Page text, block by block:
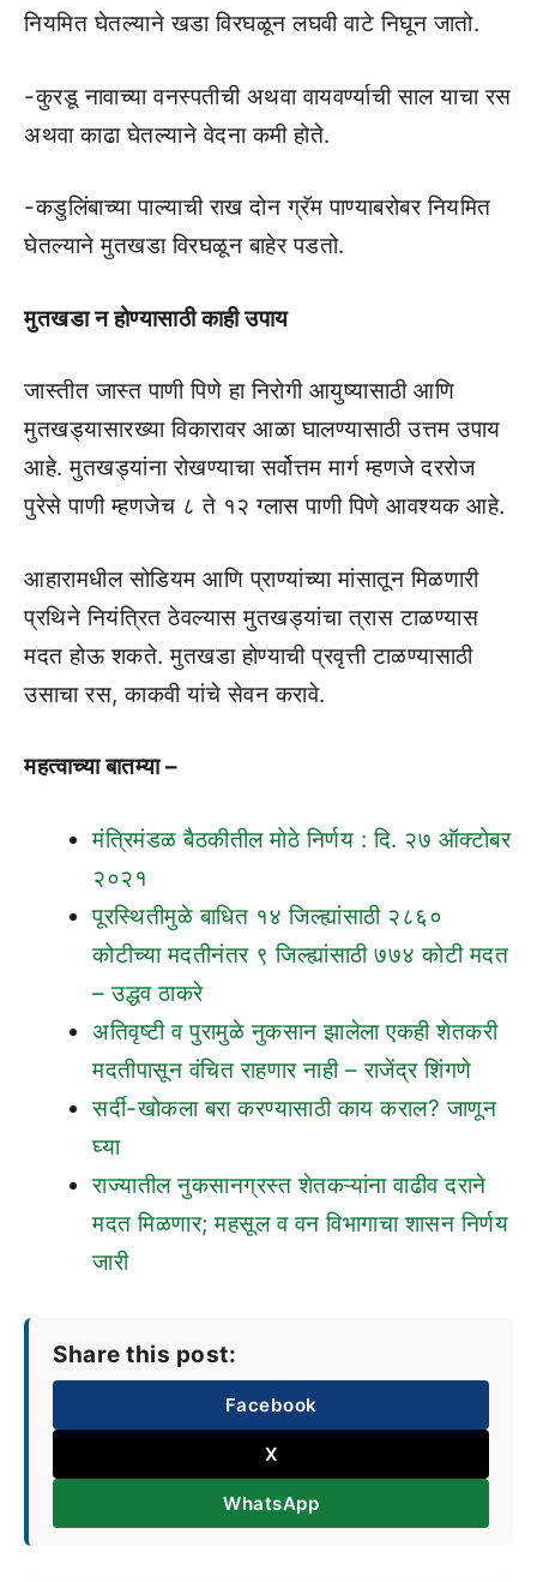
नियमित घेतल्याने खडा विरघळून लघवी वाटे निघून जातो.
-कुरडू नावाच्या वनस्पतीची अथवा वायवर्ण्याची साल याचा रस
अथवा काढा घेतल्याने वेदना कमी होते.
-कडुलिंबाच्या पाल्याची राख दोन ग्रॅम पाण्याबरोबर नियमित
घेतल्याने मुतखडा विरघळून बाहेर पडतो.
मुतखडा न होण्यासाठी काही उपाय
जास्तीत जास्त पाणी पिणे हा निरोगी आयुष्यासाठी आणि
मुतखड्यासारख्या विकारावर आळा घालण्यासाठी उत्तम उपाय
आहे. मुतखड्यांना रोखण्याचा सर्वोत्तम मार्ग म्हणजे दररोज
पुरेसे पाणी म्हणजेच ८ ते १२ ग्लास पाणी पिणे आवश्यक आहे.
आहारामधील सोडियम आणि प्राण्यांच्या मांसातून मिळणारी
प्रथिने नियंत्रित ठेवल्यास मुतखड्यांचा त्रास टाळण्यास
मदत होऊ शकते. मुतखडा होण्याची प्रवृत्ती टाळण्यासाठी
उसाचा रस, काकवी यांचे सेवन करावे.
महत्वाच्या बातम्या –
मंत्रिमंडळ बैठकीतील मोठे निर्णय : दि. २७ ऑक्टोबर
२०२१
पूरस्थितीमुळे बाधित १४ जिल्ह्यांसाठी २८६०
कोटीच्या मदतीनंतर ९ जिल्ह्यांसाठी ७७४ कोटी मदत
– उद्धव ठाकरे
अतिवृष्टी व पुरामुळे नुकसान झालेला एकही शेतकरी
मदतीपासून वंचित राहणार नाही – राजेंद्र शिंगणे
सर्दी-खोकला बरा करण्यासाठी काय कराल? जाणून
घ्या
राज्यातील नुकसानग्रस्त शेतकऱ्यांना वाढीव दराने
मदत मिळणार; महसूल व वन विभागाचा शासन निर्णय
जारी
Share this post:
Facebook
X
WhatsApp